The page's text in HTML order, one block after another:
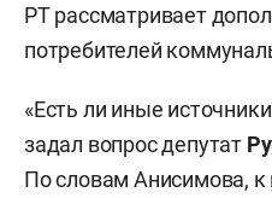
РТ рассматривает
потребителей
«Есть ли иные
задал вопрос депутат
По словам Анисимова,